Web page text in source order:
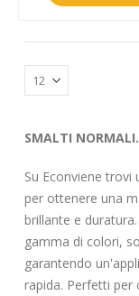
SMALTI NORMALI.
Su Econviene trovi
per ottenere una
brillante e
gamma di colori,
garantendo
rapida. Perfetti per